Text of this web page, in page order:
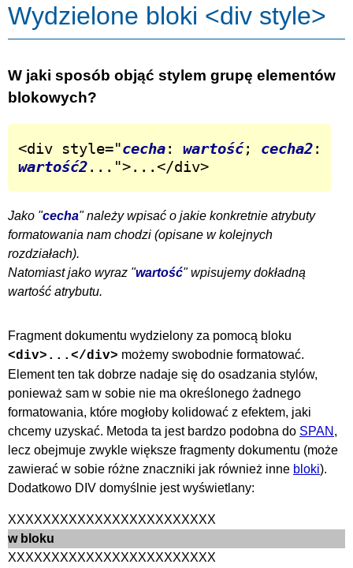
Wydzielone bloki <div style>
W jaki sposób objąć stylem grupę elementów
blokowych?
<div style="cecha: wartość; cecha2
wartość2...">...</div>
Jako "cecha" należy wpisać o jakie konkretnie atrybuty
formatowania nam chodzi (opisane w kolejnych
rozdziałach).
Natomiast jako wyraz "wartość" wpisujemy dokładną
wartość atrybutu.
Fragment dokumentu wydzielony za pomocą bloku
<div>...</div> możemy swobodnie formatować.
Element ten tak dobrze nadaje się do osadzania stylów,
ponieważ sam w sobie nie ma określonego żadnego
formatowania, które mogłoby kolidować z efektem, jaki
chcemy uzyskać. Metoda ta jest bardzo podobna do SPAN ,
lecz obejmuje zwykle większe fragmenty dokumentu (może
zawierać w sobie różne znaczniki jak również inne bloki).
Dodatkowo DIV domyślnie jest wyświetlany:
XXXXXXXXXXXXXXXXXXXXXXXX
w bloku
XXXXXXXXXXXXXXXXXXXXXXXX